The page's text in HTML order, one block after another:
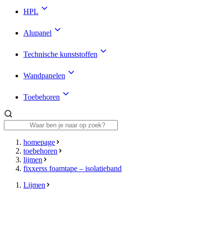
HPL
Alupanel
Technische kunststoffen
Wandpanelen
Toebehoren
homepage
toebehoren
lijmen
fixxerss foamtape – isolatieband
Lijmen